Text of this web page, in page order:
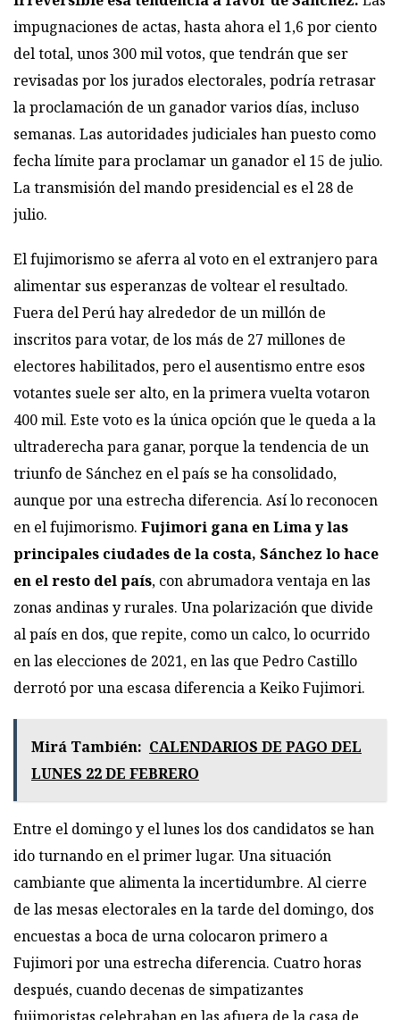
impugnaciones de actas, hasta ahora el 1,6 por ciento
del total, unos 300 mil votos, que tendrán que ser
revisadas por los jurados electorales, podría retrasar
la proclamación de un ganador varios días, incluso
semanas. Las autoridades judiciales han puesto como
fecha límite para proclamar un ganador el 15 de julio.
La transmisión del mando presidencial es el 28 de
julio.
El fujimorismo se aferra al voto en el extranjero para
alimentar sus esperanzas de voltear el resultado.
Fuera del Perú hay alrededor de un millón de
inscritos para votar, de los más de 27 millones de
electores habilitados, pero el ausentismo entre esos
votantes suele ser alto, en la primera vuelta votaron
400 mil. Este voto es la única opción que le queda a la
ultraderecha para ganar, porque la tendencia de un
triunfo de Sánchez en el país se ha consolidado,
aunque por una estrecha diferencia. Así lo reconocen
en el fujimorismo. Fujimori gana en Lima y las
principales ciudades de la costa, Sánchez lo hace
en el resto del país, con abrumadora ventaja en las
zonas andinas y rurales. Una polarización que divide
al país en dos, que repite, como un calco, lo ocurrido
en las elecciones de 2021, en las que Pedro Castillo
derrotó por una escasa diferencia a Keiko Fujimori.
Mirá También: CALENDARIOS DE PAGO DEL
LUNES 22 DE FEBRERO
Entre el domingo y el lunes los dos candidatos se han
ido turnando en el primer lugar. Una situación
cambiante que alimenta la incertidumbre. Al cierre
de las mesas electorales en la tarde del domingo, dos
encuestas a boca de urna colocaron primero a
Fujimori por una estrecha diferencia. Cuatro horas
después, cuando decenas de simpatizantes